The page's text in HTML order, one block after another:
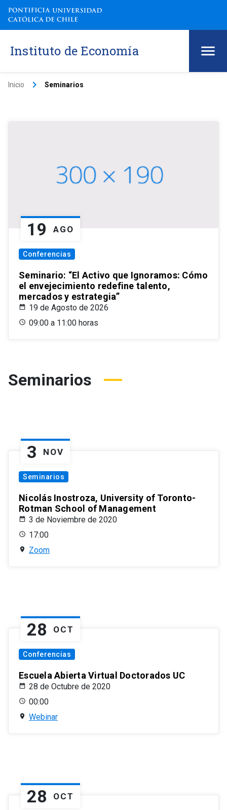
Instituto de Economía
Inicio keyboard_arrow_right Seminarios
19 AGO
Conferencias
Seminario: “El Activo que Ignoramos: Cómo
el envejecimiento redefine talento,
mercados y estrategia”
19 de Agosto de 2026
09:00 a 11:00 horas
Seminarios
3 NOV
Seminarios
Nicolás Inostroza, University of Toronto-
Rotman School of Management
3 de Noviembre de 2020
17:00
Zoom
28 OCT
Conferencias
Escuela Abierta Virtual Doctorados UC
28 de Octubre de 2020
00:00
Webinar
28 OCT